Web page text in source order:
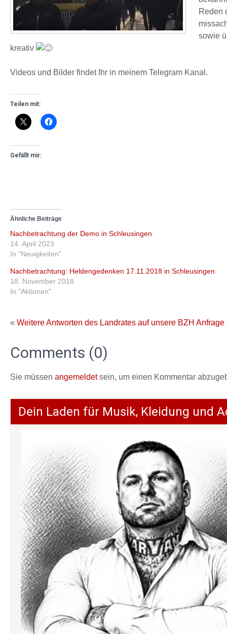
Reden
sowie
kreativ
Videos und Bilder findet Ihr in meinem Telegram Kanal.
Teilen mit:
Gefällt mir:
Ähnliche Beiträge
Nachbetrachtung der Demo in Schleusingen
14. April 2023
In "Neuigkeiten"
Nachbetrachtung: Heldengedenken 17.11.2018 in Schleusingen
18. November 2018
In "Aktionen"
« Weitere Antworten des Landrates auf unsere BZH
Comments (0)
Sie müssen angemeldetsein, um einen Kommentar
Dein Laden für Musik, Kleidung und